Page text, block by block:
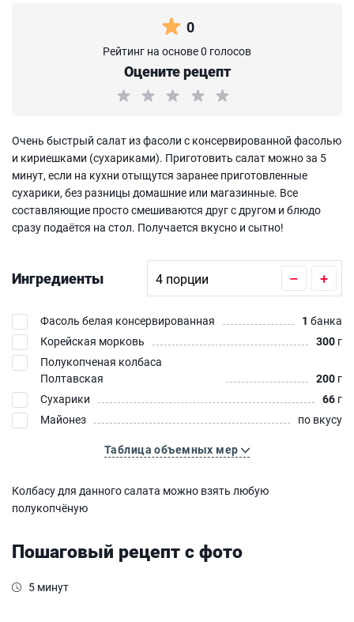
0
Рейтинг на основе 0 голосов
Оцените рецепт
Очень быстрый салат из фасоли с консервированной фасолью
и кириешками (сухариками). Приготовить салат можно за 5
минут, если на кухни отыщутся заранее приготовленные
сухарики, без разницы домашние или магазинные. Все
составляющие просто смешиваются друг с другом и блюдо
сразу подаётся на стол. Получается вкусно и сытно!
Ингредиенты – +
Фасоль белая консервированная 1 банка
Корейская морковь
300 г
Полукопченая колбаса
Полтавская
200 г
Сухарики
66 г
Майонез
по вкусу
Таблица объемных мер
Колбасу для данного салата можно взять любую
полукопчёную
Пошаговый рецепт с фото
5 минут